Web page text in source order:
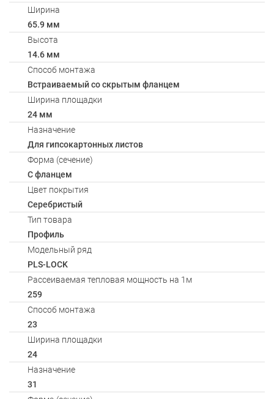
Ширина
65.9 мм
Высота
14.6 мм
Способ монтажа
Встраиваемый со скрытым фланцем
Ширина площадки
24 мм
Назначение
Для гипсокартонных листов
Форма (сечение)
С фланцем
Цвет покрытия
Серебристый
Тип товара
Профиль
Модельный ряд
PLS-LOCK
Рассеиваемая тепловая мощность на 1м
259
Способ монтажа
23
Ширина площадки
24
Назначение
31